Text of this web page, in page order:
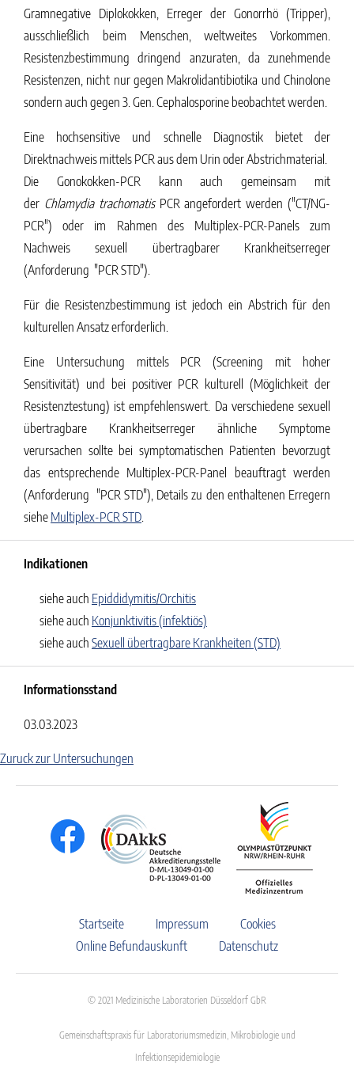
Gramnegative Diplokokken, Erreger der Gonorrhö (Tripper),
ausschließlich beim Menschen, weltweites Vorkommen.
Resistenzbestimmung dringend anzuraten, da zunehmende
Resistenzen, nicht nur gegen Makrolidantibiotika und Chinolone
sondern auch gegen 3. Gen. Cephalosporine beobachtet werden.
Eine hochsensitive und schnelle Diagnostik bietet der
Direktnachweis mittels PCR aus dem Urin oder Abstrichmaterial.
Die Gonokokken-PCR kann auch gemeinsam mit
der Chlamydiatrachomatis PCRangefordert werden ("CT/NG-
PCR") oder im Rahmen des Multiplex-PCR-Panels zum
Nachweis sexuell übertragbarer Krankheitserreger
(Anforderung "PCR STD").
Für die Resistenzbestimmung ist jedoch ein Abstrich für den
kulturellen Ansatz erforderlich.
Eine Untersuchung mittels PCR (Screening mit hoher
Sensitivität) und bei positiver PCR kulturell (Möglichkeit der
Resistenztestung) ist empfehlenswert. Da verschiedene sexuell
übertragbare Krankheitserreger ähnliche Symptome
verursachen sollte bei symptomatischen Patienten bevorzugt
das entsprechende Multiplex-PCR-Panel beauftragt werden
(Anforderung "PCR STD"), Details zu den enthaltenen Erregern
siehe Multiplex-PCR STD.
Indikationen
siehe auch Epiddidymitis/Orchitis
siehe auch Konjunktivitis (infektiös)
siehe auch Sexuell übertragbare Krankheiten (STD)
Informationsstand
03.03.2023
Zuruck zur Untersuchungen
Startseite Impressum
Cookies
Online Befundauskunft
Datenschutz
© 2021 Medizinische Laboratorien Düsseldorf GbR
Gemeinschaftspraxis für Laboratoriumsmedizin, Mikrobiologie und
Infektionsepidemiologie